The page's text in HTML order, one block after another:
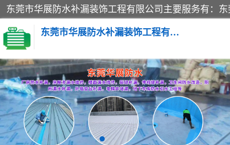
东莞市华展防水补漏装饰工程有限公司
楼面防水补漏
阳台卫生间防水补漏
金属房搭建及补漏